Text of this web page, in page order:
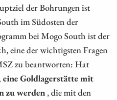
der Bohrungen ist
im Südosten der
bei Mogo South ist der
eine der wichtigsten Fragen
zu beantworten: Hat
eine Goldlagerstätte mit
zu werden , die mit den